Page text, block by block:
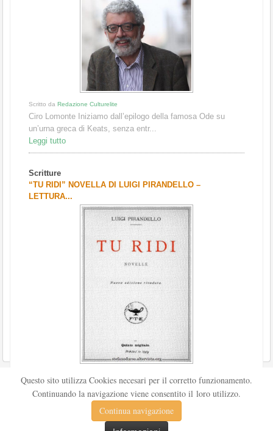
Scritto da Redazione Culturelite
Ciro Lomonte Iniziamo dall’epilogo della famosa Ode su
un’urna greca di Keats, senza entr...
Leggi tutto
Scritture
“TU RIDI” NOVELLA DI LUIGI PIRANDELLO –
LETTURA...
Pubblicata nel 1912 sul «Corriere della sera», la novella Tu
ridi fu successivamente inserita nella ...
Questo sito utilizza Cookies necesari per il corretto funzionamento.
Continuando la navigazione viene consentito il loro utilizzo.
Continua navigazione